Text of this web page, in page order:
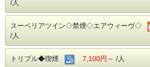
/人
スーペリアツイン◇禁煙◇エアウィーヴ◇
/人
トリプル◆喫煙 7,100円～ /人